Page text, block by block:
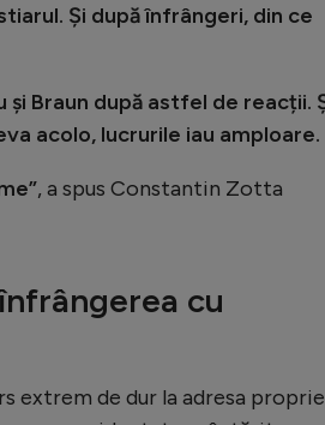
Și după înfrângeri, din ce
și Braun după astfel de reacții.
acolo, lucrurile iau amploare.
, a spus Constantin Zotta
cu
extrem de dur la adresa